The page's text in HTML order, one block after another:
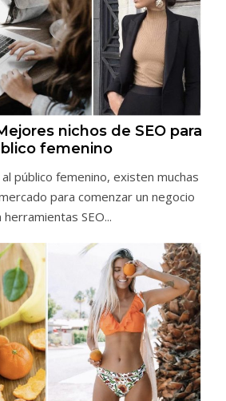
nichos de SEO para
femenino
público femenino, existen muchas
para comenzar un negocio
herramientas SEO...